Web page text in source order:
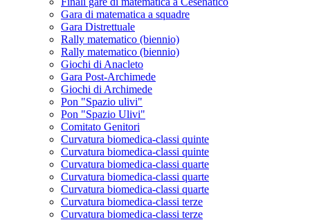
Gara di matematica a squadre
Gara Distrettuale
Rally matematico (biennio)
Rally matematico (biennio)
Giochi di Anacleto
Gara Post-Archimede
Giochi di Archimede
Pon "Spazio ulivi"
Pon "Spazio Ulivi"
Comitato Genitori
Curvatura biomedica-classi quinte
Curvatura biomedica-classi quinte
Curvatura biomedica-classi quarte
Curvatura biomedica-classi quarte
Curvatura biomedica-classi quarte
Curvatura biomedica-classi terze
Curvatura biomedica-classi terze